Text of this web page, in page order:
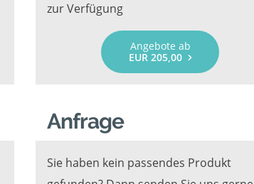
zur Verfügung
Angebote ab
EUR 205,00
Anfrage
Sie haben kein passendes Produkt